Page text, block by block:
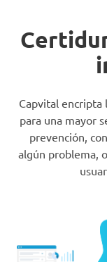
Capvital encripta
para una mayor
prevención,
algún problema,